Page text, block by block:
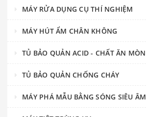
MÁY RỬA DỤNG CỤ THÍ NGHIỆM
MÁY HÚT ẨM CHÂN KHÔNG
TỦ BẢO QUẢN ACID - CHẤT ĂN MÒN
TỦ BẢO QUẢN CHỐNG CHÁY
MÁY PHÁ MẪU BẰNG SÓNG SIÊU ÂM